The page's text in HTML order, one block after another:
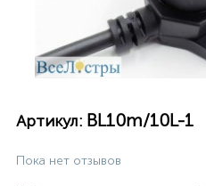
Артикул: BL10m/10L-1
Пока нет отзывов